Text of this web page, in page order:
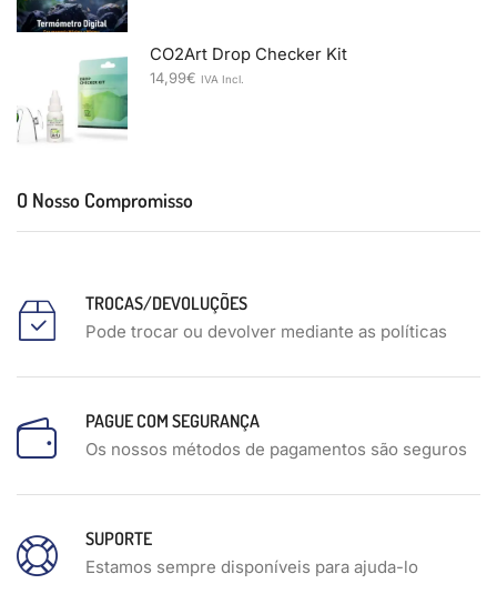
CO2Art Drop Checker Kit
14,99€ IVA Incl.
O Nosso Compromisso
TROCAS/DEVOLUÇÕES
Pode trocar ou devolver mediante as políticas
PAGUE COM SEGURANÇA
Os nossos métodos de pagamentos são seguros
SUPORTE
Estamos sempre disponíveis para ajuda-lo